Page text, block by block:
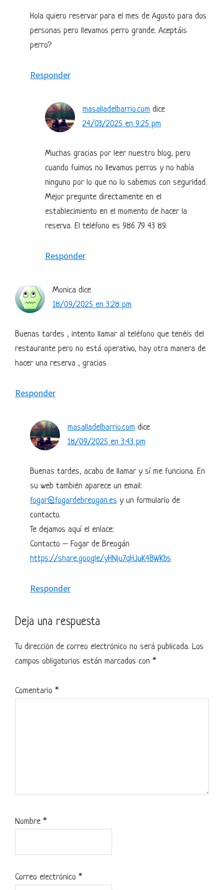
Hola quiero reservar para el mes de Agosto para dos
personas pero llevamos perro grande. Aceptáis
perro?
Responder
masalladelbarrio.com dice
24/03/2025 en 9:25 pm
Muchas gracias por leer nuestro blog, pero
cuando fuimos no llevamos perros y no había
ninguno por lo que no lo sabemos con seguridad.
Mejor pregunte directamente en el
establecimiento en el momento de hacer la
reserva. El teléfono es 986 79 43 89.
Responder
Monica dice
18/09/2025 en 3:28 pm
Buenas tardes , intento llamar al teléfono que tenéis del
restaurante pero no está operativo, hay otra manera de
hacer una reserva , gracias
Responder
masalladelbarrio.com dice
18/09/2025 en 3:43 pm
Buenas tardes, acabo de llamar y sí me funciona. En
su web también aparece un email:
fogar@fogardebreogan.es y un formulario de
contacto.
Te dejamos aquí el enlace:
Contacto – Fogar de Breogán
https://share.google/yHNju7qHJuK4BWKbs
Responder
Deja una respuesta
Tu dirección de correo electrónico no será publicada. Los
campos obligatorios están marcados con *
Comentario *
Nombre *
Correo electrónico *